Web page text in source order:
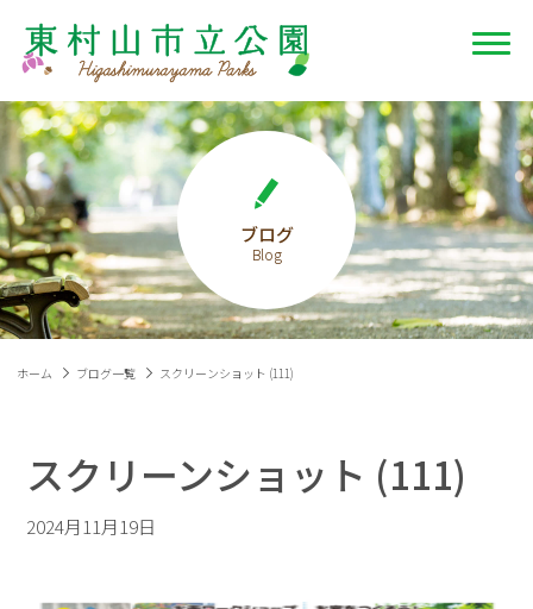
ブログ
ホーム ブログ一覧 スクリーンショット (111)
スクリーンショット (111)
2024月11月19日